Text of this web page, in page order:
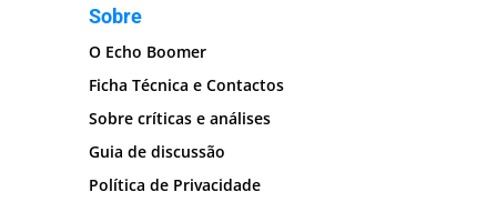
Sobre
O Echo Boomer
Ficha Técnica e Contactos
Sobre críticas e análises
Guia de discussão
Política de Privacidade